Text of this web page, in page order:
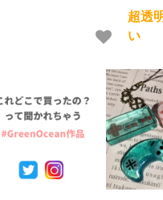
ン 材料 手芸 きれいめ
ハード
質 クリ
液 安い
超透
い